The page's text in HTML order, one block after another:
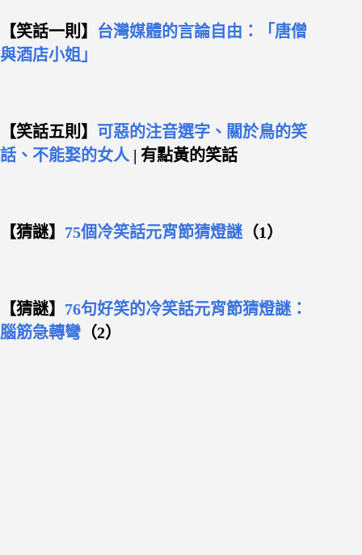
【笑話一則】 台灣媒體的言論自由：「唐僧
與酒店小姐」
【笑話五則】 可惡的注音選字、關於鳥的笑
話、不能娶的女人 | 有點黃的笑話
【猜謎】 75個冷笑話元宵節猜燈謎 （1）
【猜謎】 76句好笑的冷笑話元宵節猜燈謎：
腦筋急轉彎 （2）